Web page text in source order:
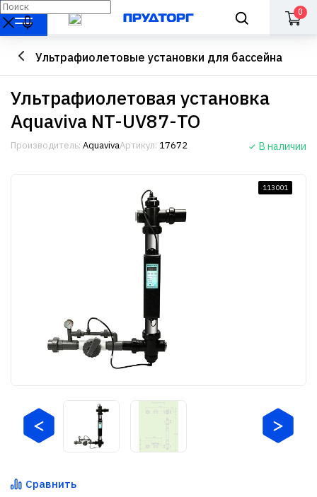
0
Ультрафиолетовые установки для бассейна
Ультрафиолетовая установка
Aquaviva NT-UV87-ТО
Производитель: AquavivaАртикул: 17672 В наличии
113001
Сравнить